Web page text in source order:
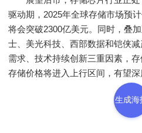
驱动期，2025年全球存储市场预
将会突破2300亿美元。同时，叠
士、美光科技、西部数据和铠侠
需求、技术持续创新三重因素，
存储价格将进入上行区间，有望深
生成海